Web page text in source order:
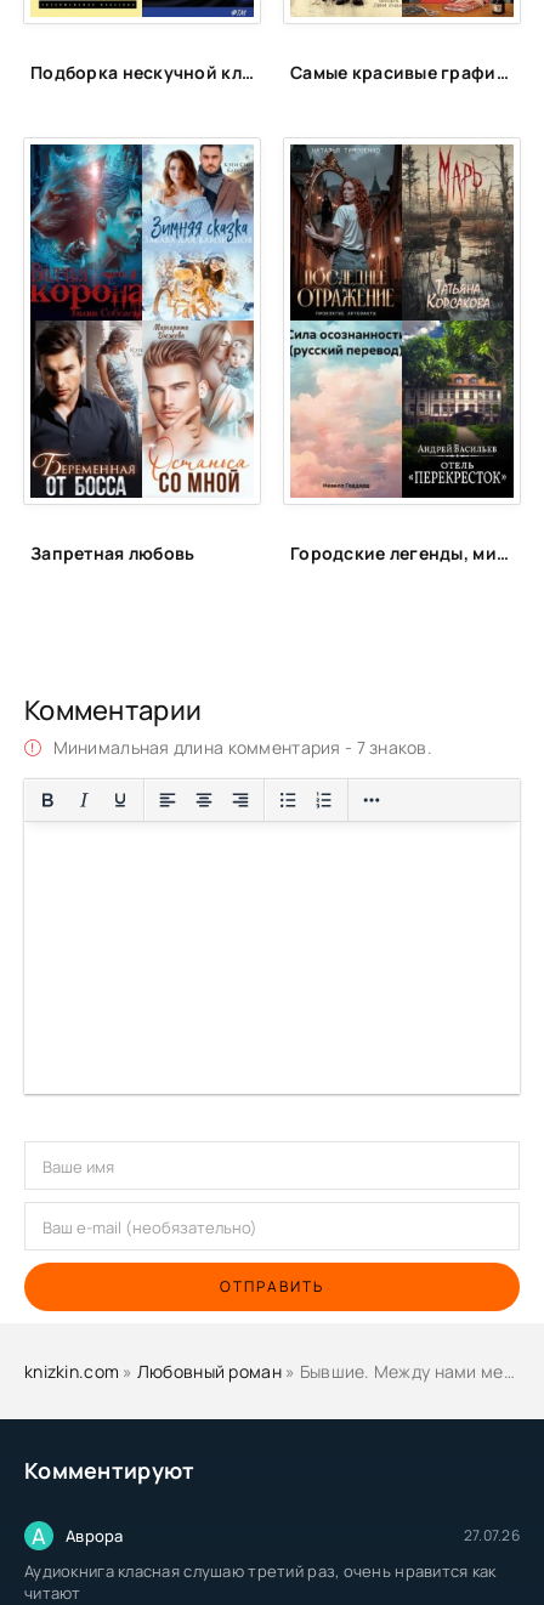
Комментируют
А Аврора 27.07.26
Аудиокнига класная слушаю третий раз, очень нравится как
читают
Подборка нескучной классики Самые красивые графические романы
Запретная любовь Городские легенды, мистические истории и всё о хтони
Комментарии
Минимальная длина комментария - 7 знаков.
ОТПРАВИТЬ
knizkin.com » Любовный роман» Бывшие. Между нами метель - Ирина Давыдова